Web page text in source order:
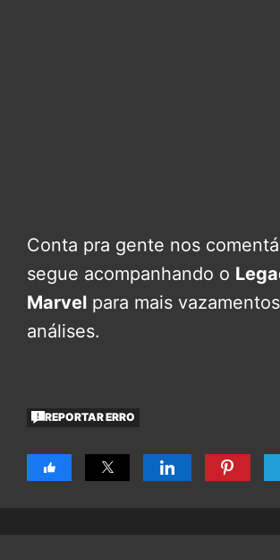
Conta pra gente nos
segue acompanhando o
Marvel para mais
análises.
REPORTAR ERRO